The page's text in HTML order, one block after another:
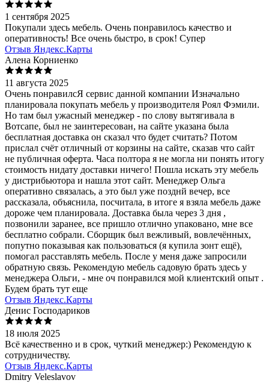
1 сентября 2025
Покупали здесь мебель. Очень понравилось качество и
оперативность! Все очень быстро, в срок! Супер
Отзыв Яндекс.Карты
Алена Корниенко
11 августа 2025
Очень понравилсЯ сервис данной компании Изначально
планировала покупать мебель у производителя Роял Фэмили.
Но там был ужасный менеджер - по слову вытягивала в
Вотсапе, был не заинтересован, на сайте указана была
бесплатная доставка он сказал что будет считать? Потом
прислал счёт отличный от корзины на сайте, сказав что сайт
не публичная оферта. Часа полтора я не могла ни понять итогу
стоимость нидату доставки ничего! Пошла искать эту мебель
у дистрибьютора и нашла этот сайт. Менеджер Ольга
оперативно связалась, а это был уже позднй вечер, все
рассказала, объяснила, посчитала, в итоге я взяла мебель даже
дороже чем планировала. Доставка была через 3 дня ,
позвонили заранее, все пришло отлично упаковано, мне все
бесплатно собрали. Сборщик был вежливый, вовлечённых,
попутно показывая как пользоваться (я купила зонт ещё),
помогал расставлять мебель. После у меня даже запросили
обратную связь. Рекомендую мебель садовую брать здесь у
менеджера Ольги, - мне оч понравился мой клиентский опыт .
Будем брать тут еще
Отзыв Яндекс.Карты
Денис Господариков
18 июля 2025
Всё качественно и в срок, чуткий менеджер:) Рекомендую к
сотрудничеству.
Отзыв Яндекс.Карты
Dmitry Veleslavov